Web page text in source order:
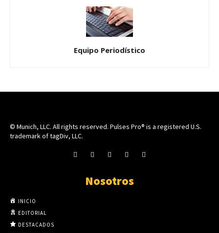
Equipo Periodístico
© Munich, LLC. All rights reserved. Pulses Pro® is a registered U.S.
trademark of tagDiv, LLC.
Nosotros
INICIO
EDITORIAL
DESTACADOS